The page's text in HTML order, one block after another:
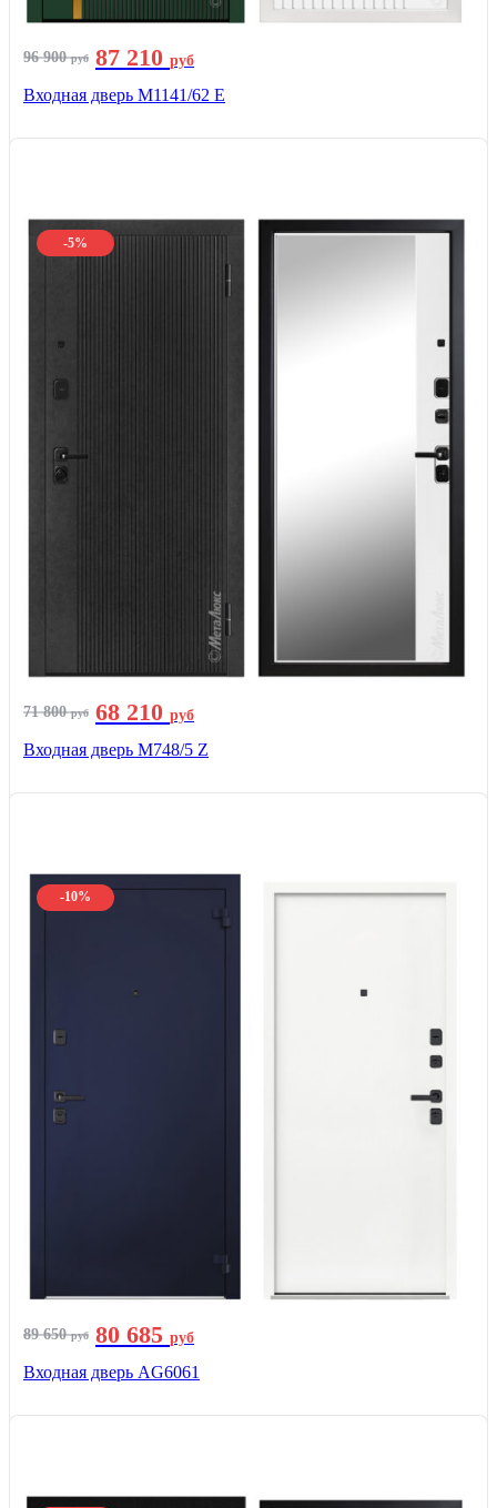
96 900руб 87 210 руб
Входная дверь М1141/62 Е
-5%
71 800руб 68 210 руб
Входная дверь М748/5 Z
-10%
89 650руб 80 685 руб
Входная дверь AG6061